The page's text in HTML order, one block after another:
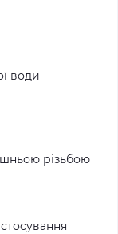
води
різьбою